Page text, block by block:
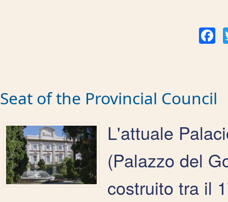
Seat of the Provincial Council
L'attuale
(Palazzo del
costruito tra il